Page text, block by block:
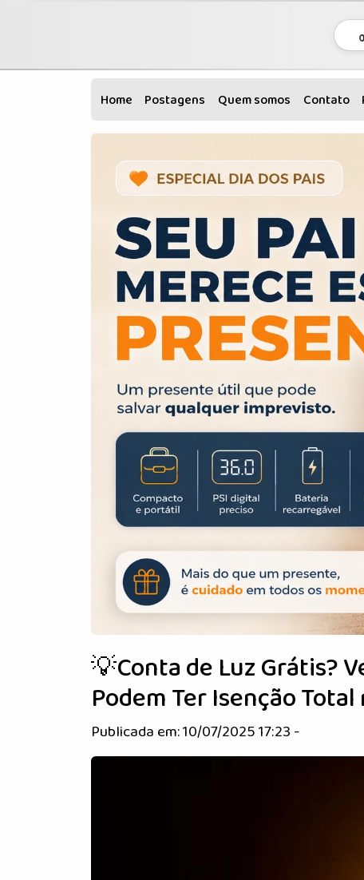
Home Postagens Quem somos Contato
💡Conta de Luz Grátis?
Podem Ter Isenção
Publicada em: 10/07/2025 17:23 -